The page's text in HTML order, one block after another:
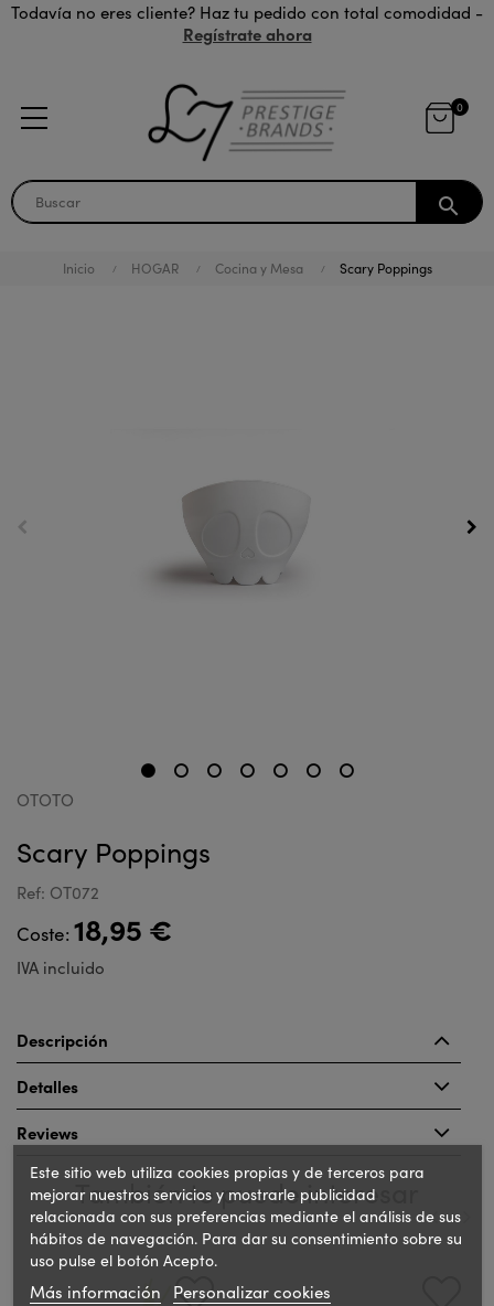
Todavía no eres cliente? Haz tu pedido con total comodidad -
Regístrate ahora
0
search
Inicio HOGAR Cocina y Mesa Scary Poppings
OTOTO
Scary Poppings
Ref: OT072
Coste: 18,95 €
IVA incluido
Descripción
Detalles
Reviews
También te puede interesar
Este sitio web utiliza cookies propias y de terceros para
mejorar nuestros servicios y mostrarle publicidad
relacionada con sus preferencias mediante el análisis de sus
hábitos de navegación. Para dar su consentimiento sobre su
uso pulse el botón Acepto.
Más información Personalizar cookies